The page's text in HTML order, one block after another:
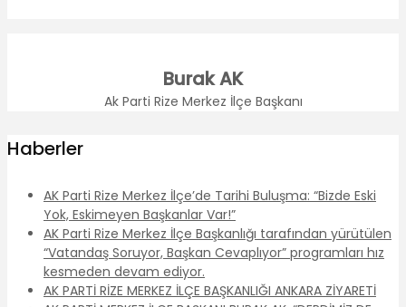
Burak AK
Ak Parti Rize Merkez İlçe Başkanı
Haberler
AK Parti Rize Merkez İlçe’de Tarihi Buluşma: “Bizde Eski
Yok, Eskimeyen Başkanlar Var!”
AK Parti Rize Merkez İlçe Başkanlığı tarafından yürütülen
“Vatandaş Soruyor, Başkan Cevaplıyor” programları hız
kesmeden devam ediyor.
AK PARTİ RİZE MERKEZ İLÇE BAŞKANLIĞI ANKARA ZİYARETİ